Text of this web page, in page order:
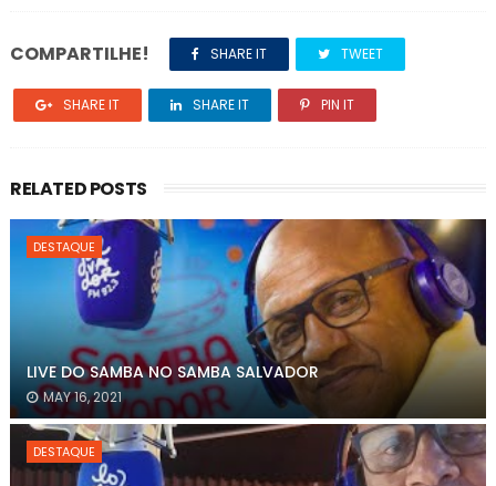
COMPARTILHE! SHARE IT TWEET
SHARE IT SHARE IT PIN IT
RELATED POSTS
DESTAQUE
LIVE DO SAMBA NO SAMBA SALVADOR
MAY 16, 2021
DESTAQUE